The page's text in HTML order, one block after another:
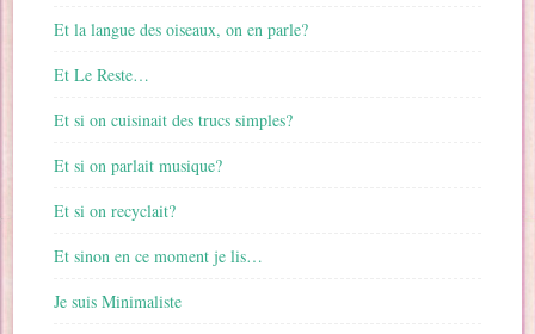
Et la langue des oiseaux, on en parle?
Et Le Reste…
Et si on cuisinait des trucs simples?
Et si on parlait musique?
Et si on recyclait?
Et sinon en ce moment je lis…
Je suis Minimaliste